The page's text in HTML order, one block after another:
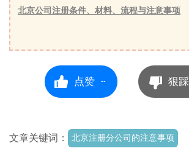
北京公司注册条件、材料、流程与注意事项
点赞 -- 狠踩
文章关键词： 北京注册分公司的注意事项